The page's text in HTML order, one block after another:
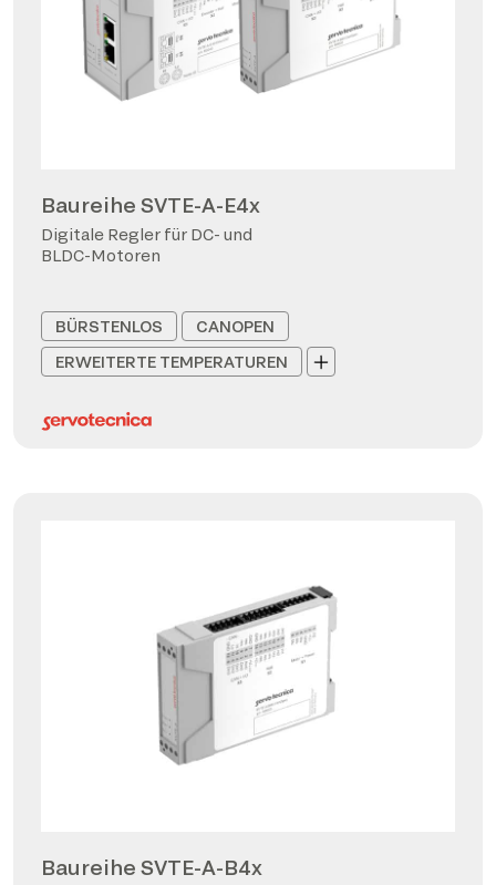
Baureihe SVTE-A-E4x
Digitale Regler für DC- und
BLDC-Motoren
BÜRSTENLOS
CANOPEN
ERWEITERTE TEMPERATUREN
Baureihe SVTE-A-B4x